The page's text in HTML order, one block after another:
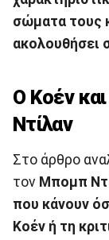
σώματα τους
ακολουθήσει
Ο Κοέν
Ντίλαν
Στο άρθρο
τον Μπομπ
που κάνουν
Κοέν ή τη